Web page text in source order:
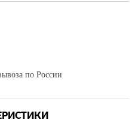
по России